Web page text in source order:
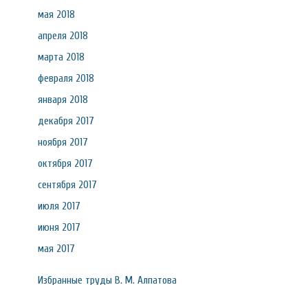
мая 2018
апреля 2018
марта 2018
февраля 2018
января 2018
декабря 2017
ноября 2017
октября 2017
сентября 2017
июля 2017
июня 2017
мая 2017
Избранные труды В. М. Алпатова